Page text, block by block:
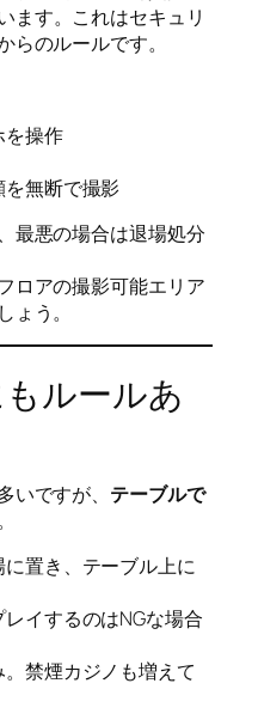
ます。これはセキュリ
のルールです。
を操作
無断で撮影
最悪の場合は退場処分
ロアの撮影可能エリア
う。
ルールあ
いですが、 テーブルで
置き、テーブル上に
イするのはNGな場合
禁煙カジノも増えて